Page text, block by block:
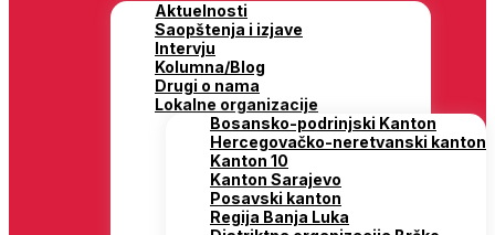
Aktuelnosti
Saopštenja i izjave
Intervju
Kolumna/Blog
Drugi o nama
Lokalne organizacije
Bosansko-podrinjski Kanton
Hercegovačko-neretvanski kanton
Kanton 10
Kanton Sarajevo
Posavski kanton
Regija Banja Luka